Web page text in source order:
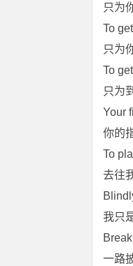
只为
To
只为
To
只为
Your
你的
To
去往
我只
一路